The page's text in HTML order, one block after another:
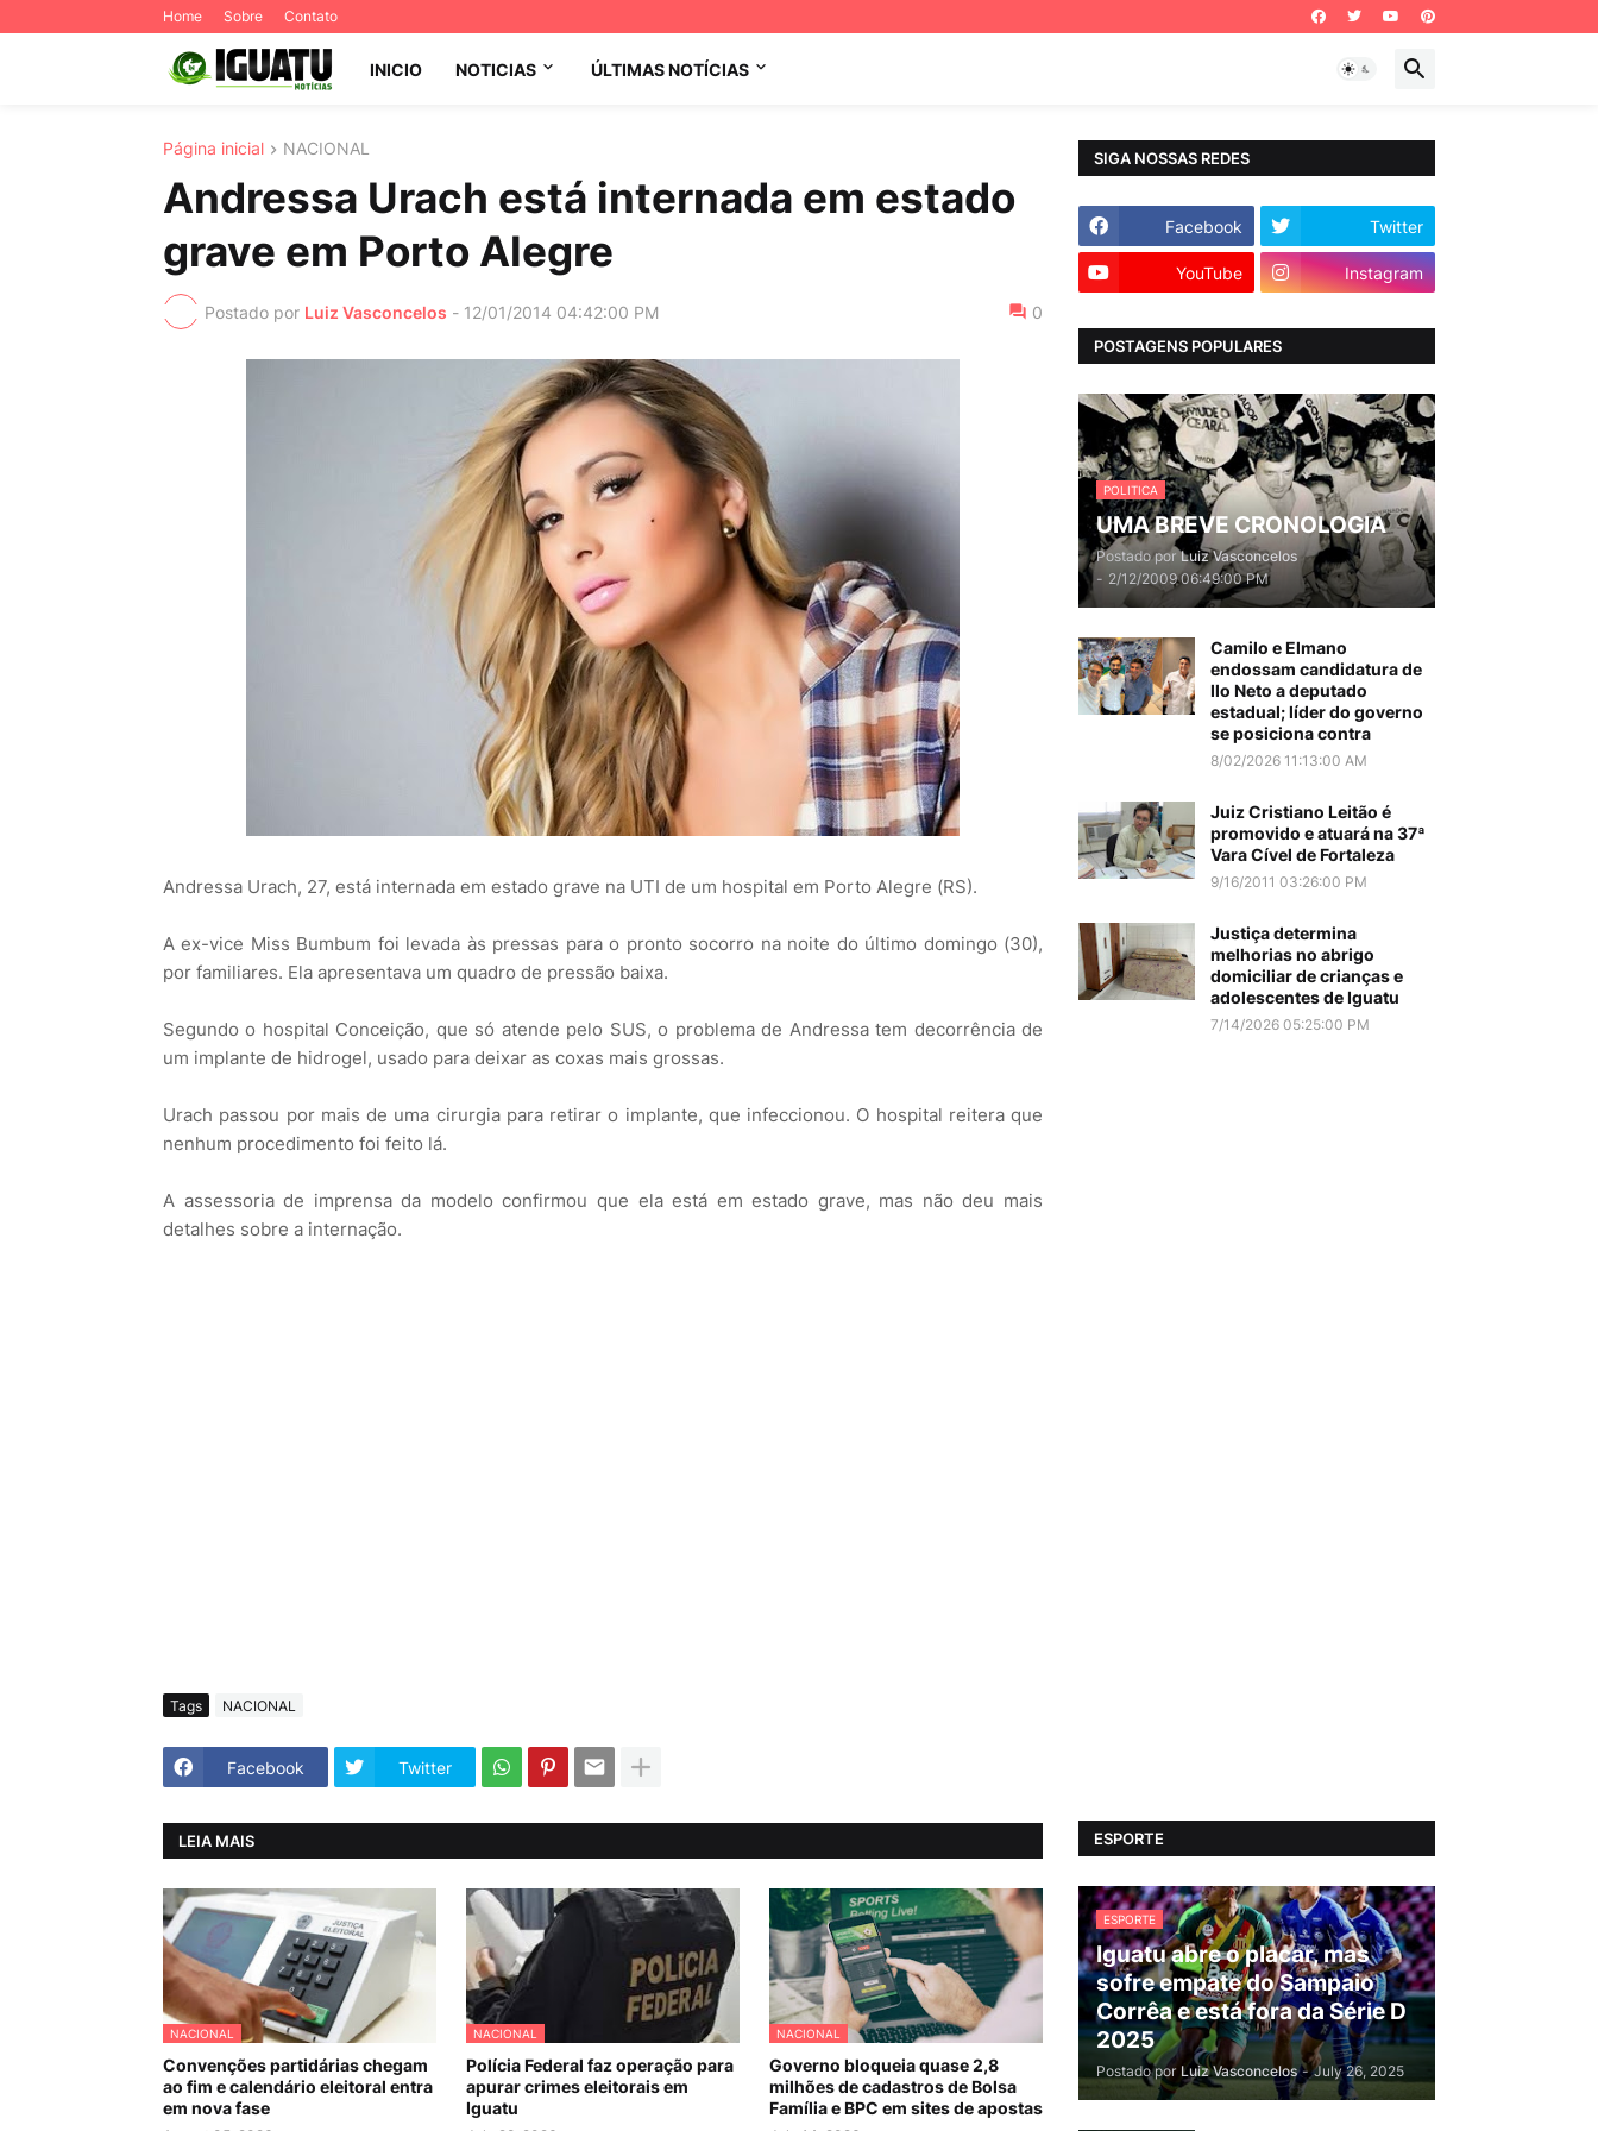
Home Sobre Contato
INICIO NOTICIAS ÚLTIMAS NOTÍCIAS
Página inicial NACIONAL
Andressa Urach está internada em estado
grave em Porto Alegre
Postado por Luiz Vasconcelos - 12/01/2014 04:42:00 PM 0
Andressa Urach, 27, está internada em estado grave na UTI de um hospital em Porto Alegre (RS).
A ex-vice Miss Bumbum foi levada às pressas para o pronto socorro na noite do último domingo (30),
por familiares. Ela apresentava um quadro de pressão baixa.
Segundo o hospital Conceição, que só atende pelo SUS, o problema de Andressa tem decorrência de
um implante de hidrogel, usado para deixar as coxas mais grossas.
Urach passou por mais de uma cirurgia para retirar o implante, que infeccionou. O hospital reitera que
nenhum procedimento foi feito lá.
A assessoria de imprensa da modelo confirmou que ela está em estado grave, mas não deu mais
detalhes sobre a internação.
Tags NACIONAL
Facebook Twitter
LEIA MAIS
NACIONAL
Convenções partidárias chegam
ao fim e calendário eleitoral entra
em nova fase
NACIONAL
Polícia Federal faz operação para
apurar crimes eleitorais em
Iguatu
NACIONAL
Governo bloqueia quase 2,8
milhões de cadastros de Bolsa
Família e BPC em sites de apostas
SIGA NOSSAS REDES
Facebook Twitter
YouTube Instagram
POSTAGENS POPULARES
POLITICA
UMA BREVE CRONOLOGIA
Postado por Luiz Vasconcelos
- 2/12/2009 06:49:00 PM
Camilo e Elmano
endossam candidatura de
Ilo Neto a deputado
estadual; líder do governo
se posiciona contra
8/02/2026 11:13:00 AM
Juiz Cristiano Leitão é
promovido e atuará na 37ª
Vara Cível de Fortaleza
9/16/2011 03:26:00 PM
Justiça determina
melhorias no abrigo
domiciliar de crianças e
adolescentes de Iguatu
7/14/2026 05:25:00 PM
ESPORTE
ESPORTE
Iguatu abre o placar, mas
sofre empate do Sampaio
Corrêa e está fora da Série D
2025
Postado por Luiz Vasconcelos - July 26, 2025